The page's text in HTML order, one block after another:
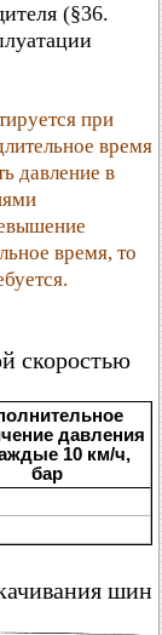
(§36.
при
время
давление в
время, то
скоростью
давления
10 км/ч,
бар
шин